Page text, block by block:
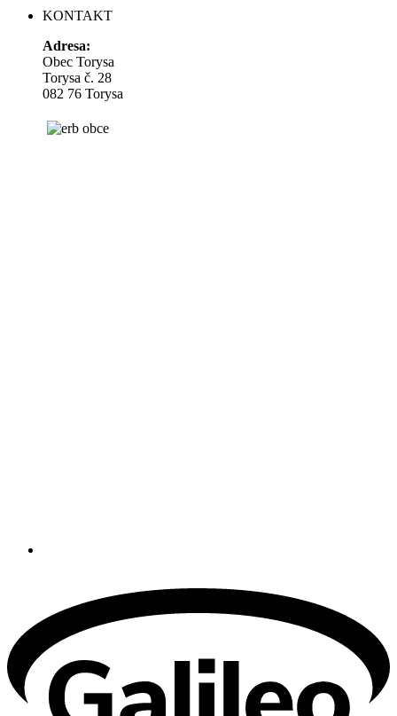
KONTAKT
Adresa:
Obec Torysa
Torysa č. 28
082 76 Torysa